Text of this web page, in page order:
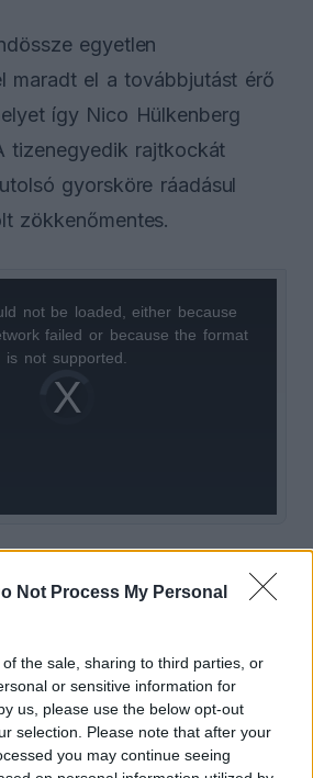
Not Process My Personal
the sale, sharing to third parties, or
or sensitive information for
us, please use the below opt-out
selection. Please note that after your
you may continue seeing
egyetlen
maradt el a továbbjutást érő
így Nico Hülkenberg
tizenegyedik rajtkockát
gyorsköre ráadásul
zökkenőmentes.
Video
Player
loading.
not be loaded, either because
failed or because the format
is not supported.
a mai eredmények miatt,
vége szerencsétlenül
előtt elment az erő az autóból,
szakítanom a körömet” –